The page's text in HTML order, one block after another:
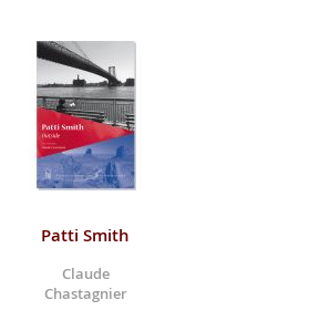
Patti Smith
Claude
Chastagnier